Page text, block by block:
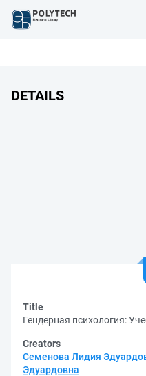
DETAILS
Title
Гендерная психология:
Creators
Семенова Лидия
Эдуардовна